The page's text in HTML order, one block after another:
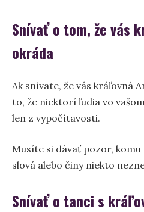
Snívať o tom, že vás
okráda
Ak snívate, že vás kráľovná
to, že niektorí ľudia vo
len z vypočítavosti.
Musíte si dávať pozor, komu
slová alebo činy niekto
Snívať o tanci s